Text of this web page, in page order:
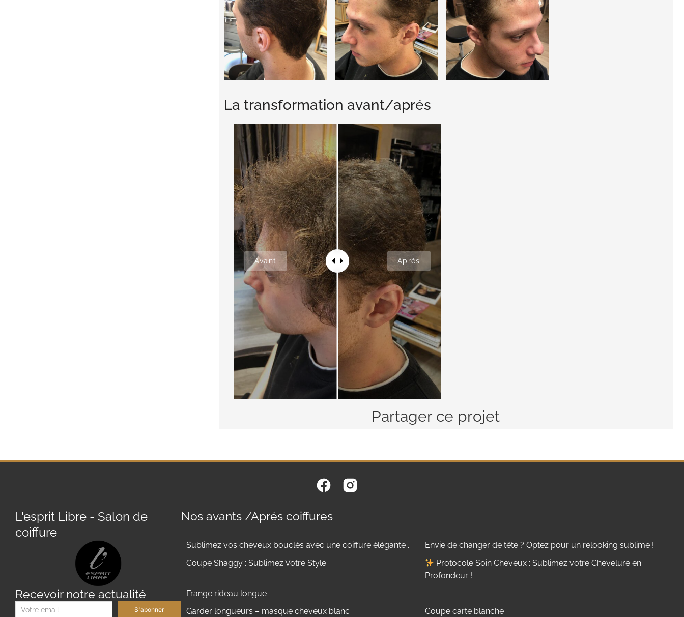
La transformation avant/aprés
Avant Aprés
Partager ce projet
L'esprit Libre - Salon de
coiffure
Recevoir notre actualité
S'abonner
Nos avants /Aprés coiffures
Sublimez vos cheveux bouclés avec une coiffure élégante .
Envie de changer de tête ? Optez pour un relooking sublime !
Coupe Shaggy : Sublimez Votre Style
Protocole Soin Cheveux : Sublimez votre Chevelure en
Profondeur !
Frange rideau longue
Garder longueurs – masque cheveux blanc
Coupe carte blanche